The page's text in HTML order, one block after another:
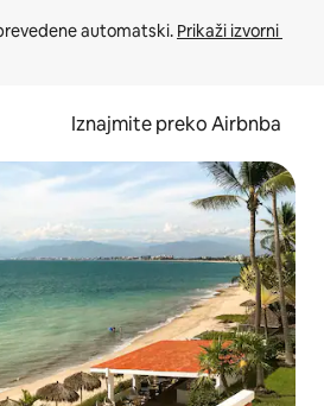
automatski. Prikaži izvorni
Iznajmite preko Airbnba